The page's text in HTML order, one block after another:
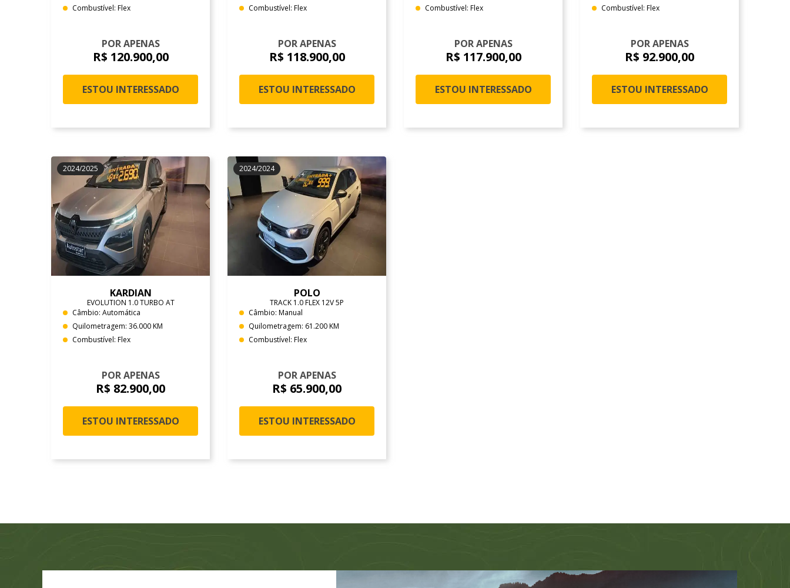
Combustível: Flex
POR APENAS
R$ 120.900,00
ESTOU INTERESSADO
Combustível: Flex
POR APENAS
R$ 118.900,00
ESTOU INTERESSADO
Combustível: Flex
POR APENAS
R$ 117.900,00
ESTOU INTERESSADO
Combustível: Flex
POR APENAS
R$ 92.900,00
ESTOU INTERESSADO
2024/2025
KARDIAN
EVOLUTION 1.0 TURBO AT
Câmbio: Automática
Quilometragem: 36.000 KM
Combustível: Flex
POR APENAS
R$ 82.900,00
ESTOU INTERESSADO
2024/2024
POLO
TRACK 1.0 FLEX 12V 5P
Câmbio: Manual
Quilometragem: 61.200 KM
Combustível: Flex
POR APENAS
R$ 65.900,00
ESTOU INTERESSADO